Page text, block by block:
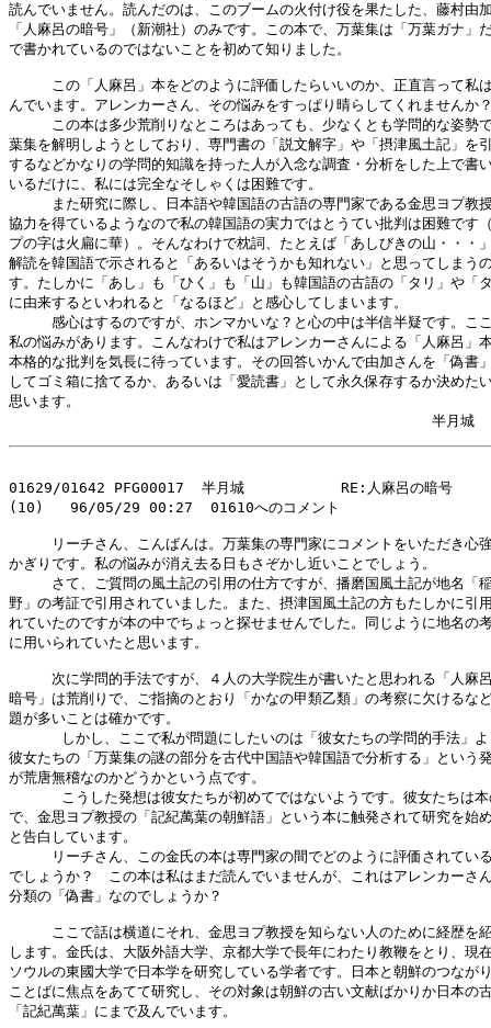
読んでいません。読んだのは、このブームの火付け役を果たした、藤村由
「人麻呂の暗号」（新潮社）のみです。この本で、万葉集は「万葉ガナ」
で書かれているのではないことを初めて知りました。
この「人麻呂」本をどのように評価したらいいのか、正直言って私
んでいます。アレンカーさん、その悩みをすっぱり晴らしてくれませんか
この本は多少荒削りなところはあっても、少なくとも学問的な姿勢
葉集を解明しようとしており、専門書の「説文解字」や「摂津風土記」を
するなどかなりの学問的知識を持った人が入念な調査・分析をした上で書
いるだけに、私には完全なそしゃくは困難です。
また研究に際し、日本語や韓国語の古語の専門家である金思ヨプ教
協力を得ているようなので私の韓国語の実力ではとうてい批判は困難です
プの字は火扁に華）。そんなわけで枕詞、たとえば「あしびきの山・・・
解読を韓国語で示されると「あるいはそうかも知れない」と思ってしまう
す。たしかに「あし」も「ひく」も「山」も韓国語の古語の「タリ」や「
に由来するといわれると「なるほど」と感心してしまいます。
感心はするのですが、ホンマかいな？と心の中は半信半疑です。こ
私の悩みがあります。こんなわけで私はアレンカーさんによる「人麻呂」
本格的な批判を気長に待っています。その回答いかんで由加さんを「偽書
してゴミ箱に捨てるか、あるいは「愛読書」として永久保存するか決めた
思います。
01629/01642 PFG00017  半月城           RE:人麻呂の暗号
(10)   96/05/29 00:27  01610へのコメント
リーチさん、こんばんは。万葉集の専門家にコメントをいただき心
かぎりです。私の悩みが消え去る日もさぞかし近いことでしょう。
さて、ご質問の風土記の引用の仕方ですが、播磨国風土記が地名「
野」の考証で引用されていました。また、摂津国風土記の方もたしかに引
れていたのですが本の中でちょっと探せませんでした。同じように地名の
に用いられていたと思います。
次に学問的手法ですが、４人の大学院生が書いたと思われる「人麻
暗号」は荒削りで、ご指摘のとおり「かなの甲類乙類」の考察に欠けるな
題が多いことは確かです。
しかし、ここで私が問題にしたいのは「彼女たちの学問的手法」
彼女たちの「万葉集の謎の部分を古代中国語や韓国語で分析する」という
が荒唐無稽なのかどうかという点です。
こうした発想は彼女たちが初めてではないようです。彼女たちは
で、金思ヨプ教授の「記紀萬葉の朝鮮語」という本に触発されて研究を始
と告白しています。
リーチさん、この金氏の本は専門家の間でどのように評価されてい
でしょうか？　この本は私はまだ読んでいませんが、これはアレンカーさ
分類の「偽書」なのでしょうか？
ここで話は横道にそれ、金思ヨプ教授を知らない人のために経歴を
します。金氏は、大阪外語大学、京都大学で長年にわたり教鞭をとり、現
ソウルの東國大学で日本学を研究している学者です。日本と朝鮮のつなが
ことばに焦点をあてて研究し、その対象は朝鮮の古い文献ばかりか日本の
「記紀萬葉」にまで及んでいます。